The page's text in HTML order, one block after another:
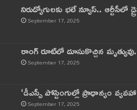
నిరుద్యోగులకు భలే న్యూస్.. ఆర్టీసీలో
September 17, 2025
రాంగ్ రూట్‌లో దూసుకొచ్చిన
September 17, 2025
‘డీఎస్సీ పోస్టింగుల్లో ప్రాధాన్యం
September 17, 2025